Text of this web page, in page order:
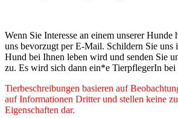
Wenn Sie Interesse an einem unserer Hunde
uns bevorzugt per E-Mail. Schildern Sie
Hund bei Ihnen leben wird und senden Sie
zu. Es wird sich dann ein*e TierpflegerIn bei
Tierbeschreibungen basieren auf
auf Informationen Dritter und stellen keine
Eigenschaften dar.